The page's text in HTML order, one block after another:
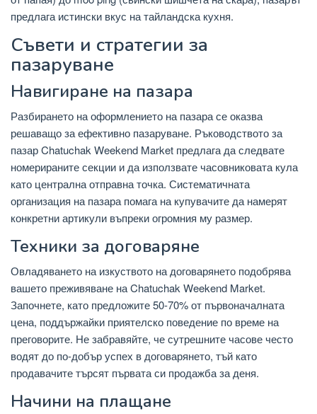
предлага истински вкус на тайландска кухня.
Съвети и стратегии за
пазаруване
Навигиране на пазара
Разбирането на оформлението на пазара се оказва
решаващо за ефективно пазаруване. Ръководството за
пазар Chatuchak Weekend Market предлага да следвате
номерираните секции и да използвате часовниковата кула
като централна отправна точка. Систематичната
организация на пазара помага на купувачите да намерят
конкретни артикули въпреки огромния му размер.
Техники за договаряне
Овладяването на изкуството на договарянето подобрява
вашето преживяване на Chatuchak Weekend Market.
Започнете, като предложите 50-70% от първоначалната
цена, поддържайки приятелско поведение по време на
преговорите. Не забравяйте, че сутрешните часове често
водят до по-добър успех в договарянето, тъй като
продавачите търсят първата си продажба за деня.
Начини на плащане